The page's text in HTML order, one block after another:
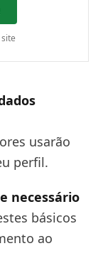
usarão
perfil.
necessário
básicos
ao